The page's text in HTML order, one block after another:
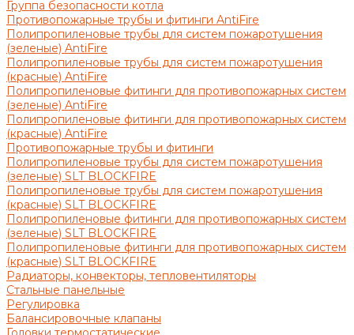
Группа безопасности котла
Противопожарные трубы и фитинги AntiFire
Полипропиленовые трубы для систем пожаротушения
(зеленые) AntiFire
Полипропиленовые трубы для систем пожаротушения
(красные) AntiFire
Полипропиленовые фитинги для противопожарных систем
(зеленые) AntiFire
Полипропиленовые фитинги для противопожарных систем
(красные) AntiFire
Противопожарные трубы и фитинги
Полипропиленовые трубы для систем пожаротушения
(зеленые) SLT BLOCKFIRE
Полипропиленовые трубы для систем пожаротушения
(красные) SLT BLOCKFIRE
Полипропиленовые фитинги для противопожарных систем
(зеленые) SLT BLOCKFIRE
Полипропиленовые фитинги для противопожарных систем
(красные) SLT BLOCKFIRE
Радиаторы, конвекторы, тепловентиляторы
Стальные панельные
Регулировка
Балансировочные клапаны